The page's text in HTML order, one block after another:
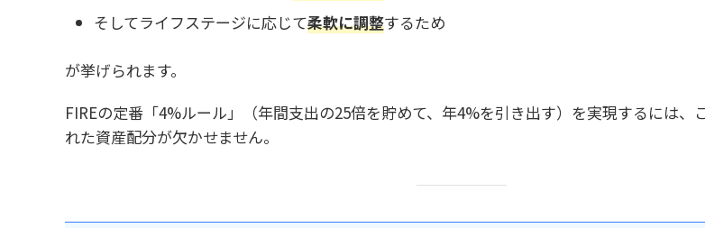
そしてライフステージに応じて柔軟に調整するため
が挙げられます。
FIREの定番「4%ルール」（年間支出の25倍を貯めて、年4%を引き出す）を実現するには、
れた資産配分が欠かせません。